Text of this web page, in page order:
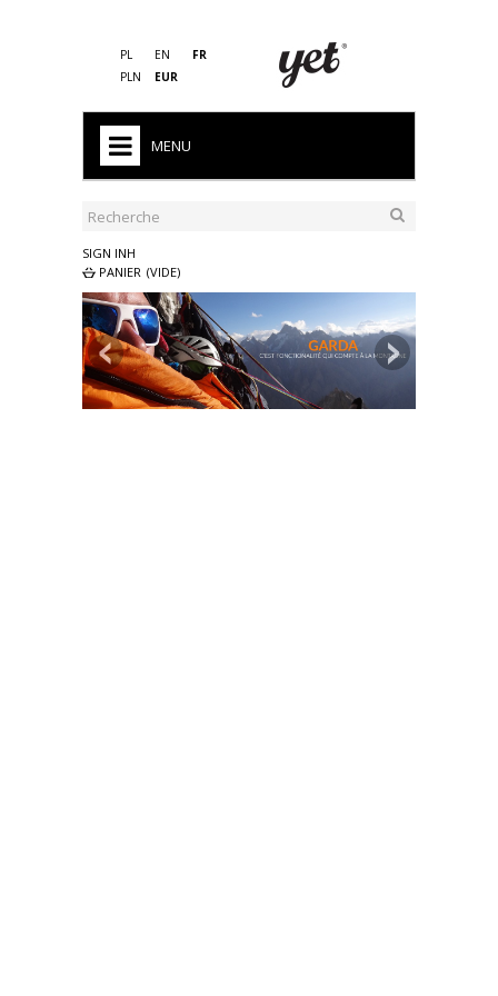
PL EN
FR
PLN
EUR
MENU
HOMME
FEMME
ENFANT
PRO
SIGN INH
PANIER (VIDE)